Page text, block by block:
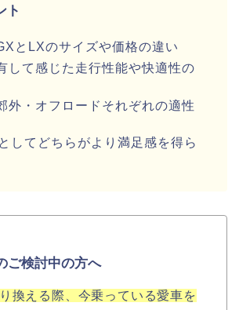
ト
とLXのサイズや価格の違い
して感じた走行性能や快適性の
外・オフロードそれぞれの適性
してどちらがより満足感を得ら
ご検討中の方へ
換える際、今乗っている愛車を